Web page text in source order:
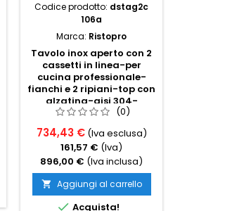
Codice prodotto: dstag2c
106a
Marca: Ristopro
Tavolo inox aperto con 2
cassetti in linea-per
cucina professionale-
fianchi e 2 ripiani-top con
alzatina-aisi 304-
cm100x60x85h
(0)
734,43 € (Iva esclusa)
161,57 € (Iva)
896,00 € (Iva inclusa)
 Aggiungi al carrello
 Acquista!